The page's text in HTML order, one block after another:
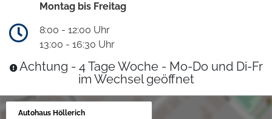
Montag bis Freitag
8:00 - 12:00 Uhr
13:00 - 16:30 Uhr
Achtung - 4 Tage Woche - Mo-Do und Di-Fr
im Wechsel geöffnet
Autohaus Höllerich